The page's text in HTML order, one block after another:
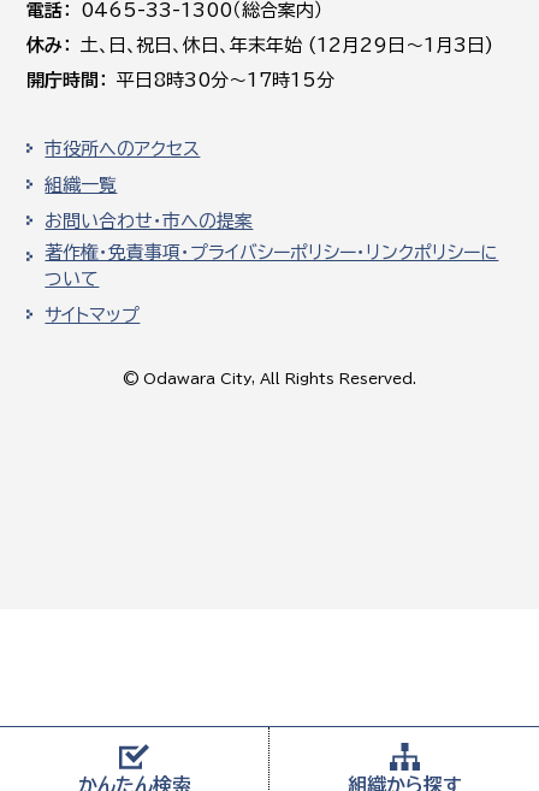
かんたん検索 組織から探す
電話
0465-33-1300（総合案内）
休み
土､日､祝日、休日、年末年始 (12月29日～1月3日)
開庁時間
平日8時30分～17時15分
市役所へのアクセス
組織一覧
お問い合わせ・市への提案
著作権・免責事項・プライバシーポリシー・リンクポリシーに
ついて
サイトマップ
© Odawara City, All Rights Reserved.